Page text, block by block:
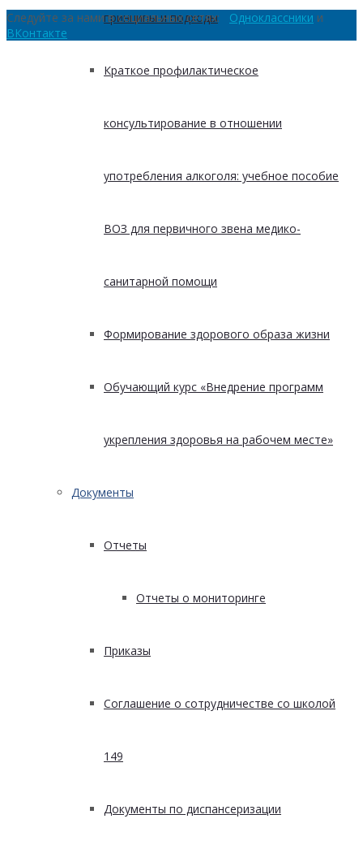
принципы и подходы
Краткое профилактическое
консультирование в отношении
употребления алкоголя: учебное пособие
ВОЗ для первичного звена медико-
санитарной помощи
Формирование здорового образа жизни
Обучающий курс «Внедрение программ
укрепления здоровья на рабочем месте»
Документы
Отчеты
Отчеты о мониторинге
Приказы
Соглашение о сотрудничестве со школой
149
Документы по диспансеризации
Следуйте за нами в социальных сетях: Одноклассники и
ВКонтакте